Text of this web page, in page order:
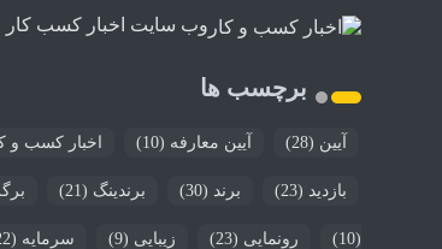
وب سایت اخبار کسب کار
برچسب ها
آیین (28) آیین معارفه (10) اخبار کسب و
بازدید (23) برند (30) برندینگ (21)
(10) رونمایی (23) زیبایی (9) سرمایه (22)